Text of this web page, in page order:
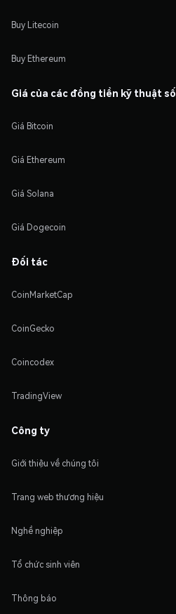
Buy Litecoin
Buy Ethereum
Giá của các đồng tiền kỹ thuật số
Giá Bitcoin
Giá Ethereum
Giá Solana
Giá Dogecoin
Đối tác
CoinMarketCap
CoinGecko
Coincodex
TradingView
Công ty
Giới thiệu về chúng tôi
Trang web thương hiệu
Nghề nghiệp
Tổ chức sinh viên
Thông báo